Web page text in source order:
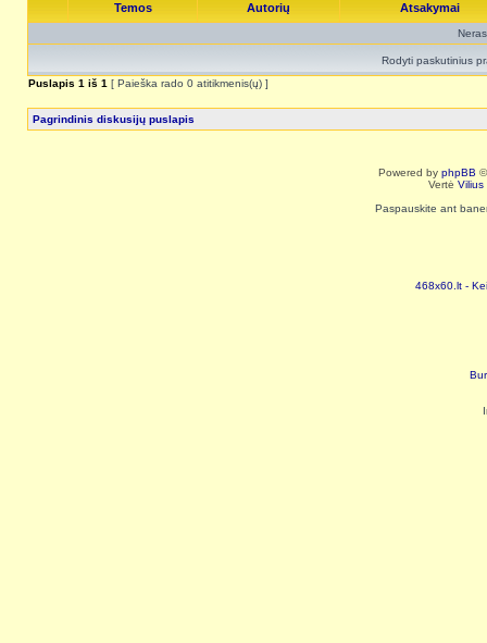
Temos Autorių Atsakymai
Rodyti paskutinius
Puslapis 1 iš 1 [ Paieška rado 0 atitikmenis(ų) ]
Pagrindinis diskusijų puslapis
Powered by phpBB
Vertė Vilius
Paspauskite ant
468x60.lt -